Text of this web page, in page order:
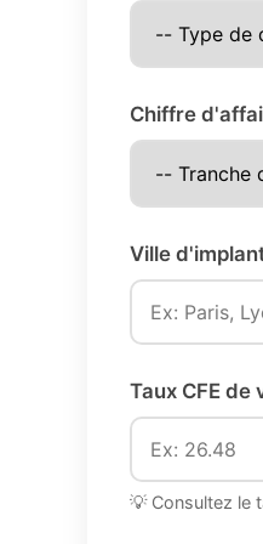
Chiffre
Ville
Taux CFE de
💡 Consultez le